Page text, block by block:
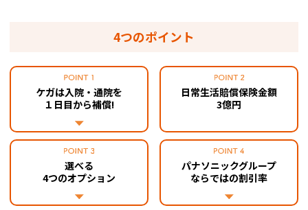
4つのポイント
ケガは入院・通院を
１日目から補償!
日常生活賠償保険金額
3億円
選べる
4つのオプション
パナソニックグループ
ならではの割引率